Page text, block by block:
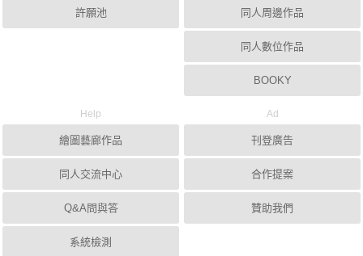
許願池 同人周邊作品
同人數位作品
BOOKY
Help
繪圖藝廊作品
同人交流中心
Q&A問與答
系統檢測
Ad
刊登廣告
合作提案
贊助我們